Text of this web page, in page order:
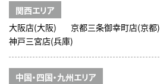
関西エリア
大阪店(大阪)
京都三条御幸町店(京都)
神戸三宮店(兵庫)
中国・四国・九州エリア